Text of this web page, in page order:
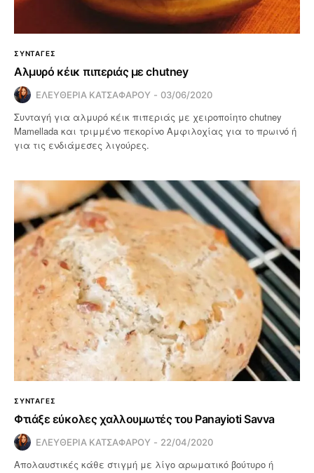
ΣΥΝΤΑΓΕΣ
Αλμυρό κέικ πιπεριάς με chutney
ΕΛΕΥΘΕΡΙΑ ΚΑΤΣΑΦΑΡΟΥ 03/06/2020
Συνταγή για αλμυρό κέικ πιπεριάς με χειροποίητο chutney
Mamellada και τριμμένο πεκορίνο Αμφιλοχίας για το πρωινό ή
για τις ενδιάμεσες λιγούρες.
ΣΥΝΤΑΓΕΣ
Φτιάξε εύκολες χαλλουμωτές του Panayioti Savva
ΕΛΕΥΘΕΡΙΑ ΚΑΤΣΑΦΑΡΟΥ 22/04/2020
Απολαυστικές κάθε στιγμή με λίγο αρωματικό βούτυρο ή